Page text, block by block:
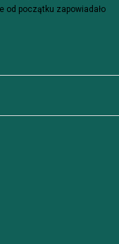
od początku zapowiadało